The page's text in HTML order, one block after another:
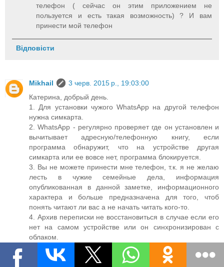
телефон ( сейчас он этим приложением не
пользуется и есть такая возможность) ? И вам
принести мой телефон
Відповісти
Mikhail
3 черв. 2015 р., 19:03:00
Катерина, добрый день.
1. Для установки чужого WhatsApp на другой телефон
нужна симкарта.
2. WhatsApp - регулярно проверяет где он установлен и
вычитывает адресную/телефонную книгу, если
программа обнаружит, что на устройстве другая
симкарта или ее вовсе нет, программа блокируется.
3. Вы не можете принести мне телефон, т.к. я не желаю
лесть в чужие семейные дела, информация
опубликованная в данной заметке, информационного
характера и больше предназначена для того, чтоб
понять читают ли вас а не начать читать кого-то.
4. Архив переписки не восстановиться в случае если его
нет на самом устройстве или он синхронизирован с
облаком.
5. О том как могут читать переписку в WhatsApp
написано в данной заметке.